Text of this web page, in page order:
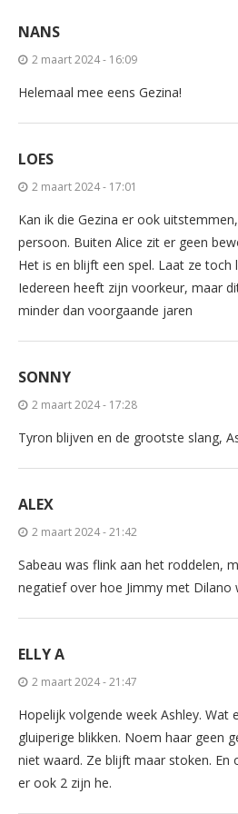
NANS
2 maart 2024 - 16:09
Helemaal mee eens Gezina!
LOES
2 maart 2024 - 17:01
Kan ik die Gezina er ook
persoon. Buiten Alice zit er geen
Het is en blijft een spel. Laat ze toch
Iedereen heeft zijn voorkeur, maar
minder dan voorgaande jaren
SONNY
2 maart 2024 - 17:28
Tyron blijven en de grootste slang,
ALEX
2 maart 2024 - 21:42
Sabeau was flink aan het roddelen,
negatief over hoe Jimmy met Dilano
ELLY A
2 maart 2024 - 21:47
Hopelijk volgende week Ashley. Wat
gluiperige blikken. Noem haar geen
niet waard. Ze blijft maar stoken. En
er ook 2 zijn he.